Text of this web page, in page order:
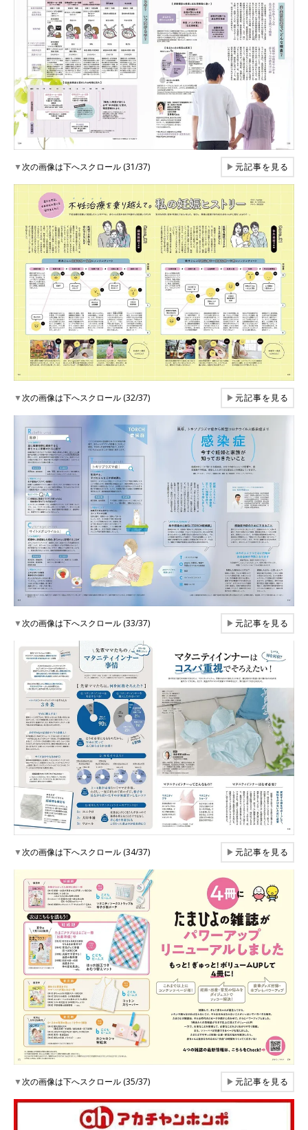
▼次の画像は下へスクロール (31/37) ▶元記事を見る
▼次の画像は下へスクロール (32/37) ▶元記事を見る
▼次の画像は下へスクロール (33/37) ▶元記事を見る
▼次の画像は下へスクロール (34/37) ▶元記事を見る
▼次の画像は下へスクロール (35/37) ▶元記事を見る